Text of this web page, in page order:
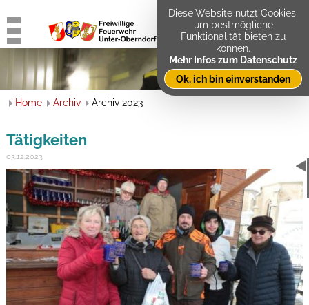
Home Archiv Archiv 2023
Tätigkeiten
03.12.2023
Diese Website nutzt Cookies,
um bestmögliche
Funktionalität bieten zu
können.
Mehr Infos zum Datenschutz
Ok, ich bin einverstanden